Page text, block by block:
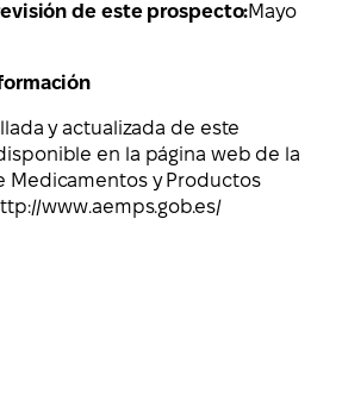
de este prospecto:Mayo
y actualizada de este
en la página web de la
Medicamentos y Productos
www.aemps.gob.es/